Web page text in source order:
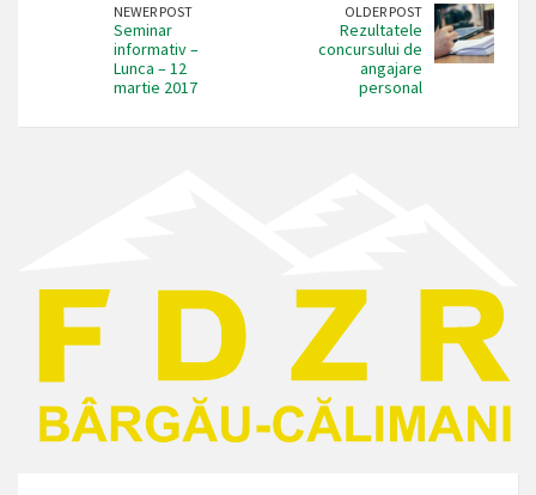
NEWER POST
Seminar
informativ –
Lunca – 12
martie 2017
OLDER POST
Rezultatele
concursului de
angajare
personal